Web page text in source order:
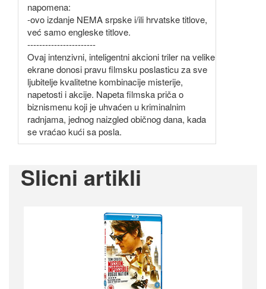
napomena:
-ovo izdanje NEMA srpske i/ili hrvatske titlove,
već samo engleske titlove.
-----------------------
Ovaj intenzivni, inteligentni akcioni triler na velike
ekrane donosi pravu filmsku poslasticu za sve
ljubitelje kvalitetne kombinacije misterije,
napetosti i akcije. Napeta filmska priča o
biznismenu koji je uhvaćen u kriminalnim
radnjama, jednog naizgled običnog dana, kada
se vraćao kući sa posla.
Slicni artikli